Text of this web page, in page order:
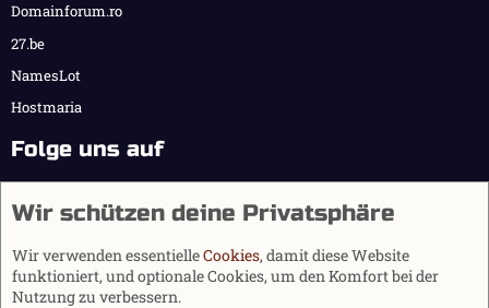
Domainforum.ro
27.be
NamesLot
Hostmaria
Folge uns auf
Wir schützen deine Privatsphäre
Wir verwenden essentielleCookies, damit diese Website
funktioniert, und optionale Cookies, um den Komfort bei der
Nutzung zu verbessern.